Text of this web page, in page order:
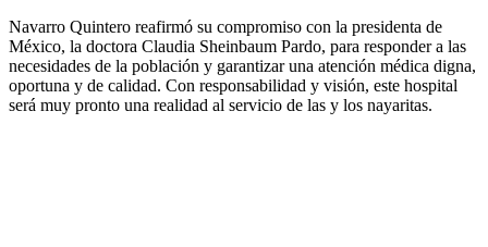
Navarro Quintero reafirmó su compromiso con la presidenta de
México, la doctora Claudia Sheinbaum Pardo, para responder a las
necesidades de la población y garantizar una atención médica digna,
oportuna y de calidad. Con responsabilidad y visión, este hospital
será muy pronto una realidad al servicio de las y los nayaritas.